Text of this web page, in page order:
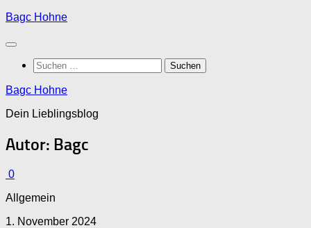
Zum
springen
Bagc Hohne
Suchen
nach:
Bagc Hohne
Dein Lieblingsblog
Autor: Bagc
0
Allgemein
1. November 2024